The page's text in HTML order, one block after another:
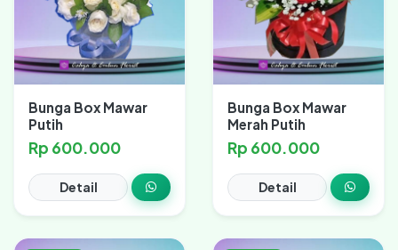
Bunga Box Mawar
Putih
Rp 600.000
Detail
Bunga Box Mawar
Merah Putih
Rp 600.000
Detail